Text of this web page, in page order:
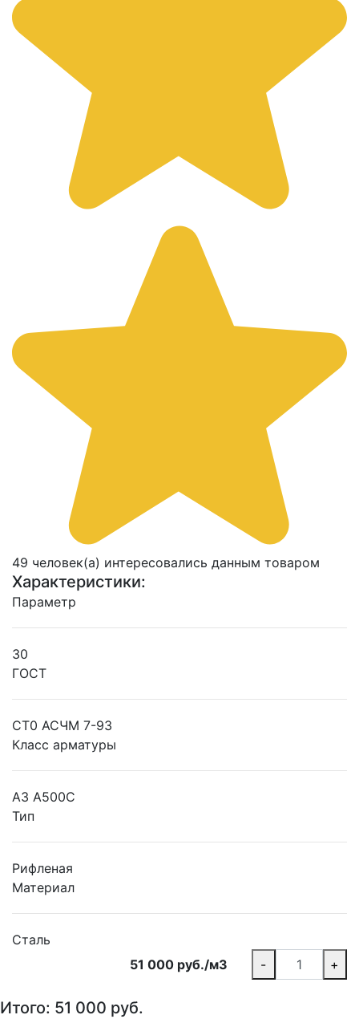
49 человек(а) интересовались данным товаром
Характеристики:
Параметр
30
ГОСТ
СТ0 АСЧМ 7-93
Класс арматуры
А3 А500С
Тип
Рифленая
Материал
Сталь
51 000 руб./м3
- +
Итого: 51 000 руб.